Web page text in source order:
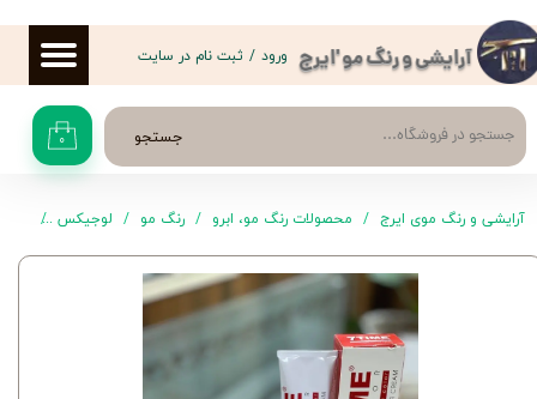
آرایشی و رنگ مو 'ایرج
جستجو ۰
ورود / ثبت نام در سایت
حساب کاربری من
تغییر گذر واژه
سفارشات
خروج از حساب کاربری
آرایشی و رنگ موی ایرج محصولات رنگ مو، ابرو رنگ مو لوجیکس